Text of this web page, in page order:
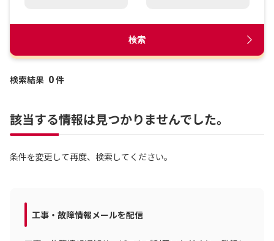
検索
検索結果 0件
該当する情報は見つかりませんでした。
条件を変更して再度、検索してください。
工事・故障情報メールを配信